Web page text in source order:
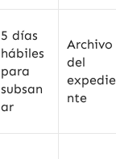
5 días
hábiles
para
subsan
ar
Archivo
del
expedie
nte